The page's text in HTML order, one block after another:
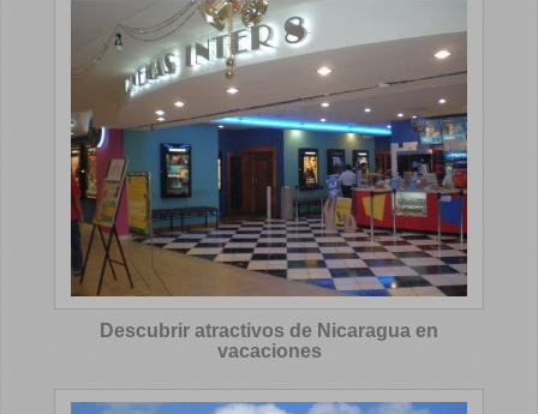
Descubrir atractivos de Nicaragua en
vacaciones